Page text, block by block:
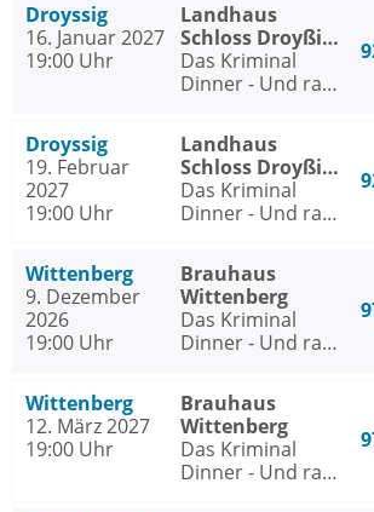
Droyssig
16. Januar 2027
19:00 Uhr
Landhaus
Schloss Droyßig
Droyssig
Das Kriminal
Dinner - Und raus
Droyssig
19. Februar
2027
19:00 Uhr
Landhaus
Schloss Droyßig
Droyssig
Das Kriminal
Dinner - Und raus
Wittenberg
9. Dezember
2026
19:00 Uhr
Brauhaus
Wittenberg
Das Kriminal
Dinner - Und raus
Wittenberg
12. März 2027
19:00 Uhr
Brauhaus
Wittenberg
Das Kriminal
Dinner - Und raus